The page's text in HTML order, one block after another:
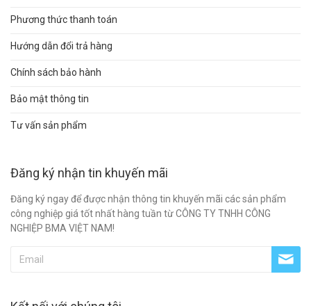
Phương thức thanh toán
Hướng dẫn đổi trả hàng
Chính sách bảo hành
Bảo mật thông tin
Tư vấn sản phẩm
Đăng ký nhận tin khuyến mãi
Đăng ký ngay để được nhận thông tin khuyến mãi các sản phẩm
công nghiệp giá tốt nhất hàng tuần từ CÔNG TY TNHH CÔNG
NGHIỆP BMA VIỆT NAM!